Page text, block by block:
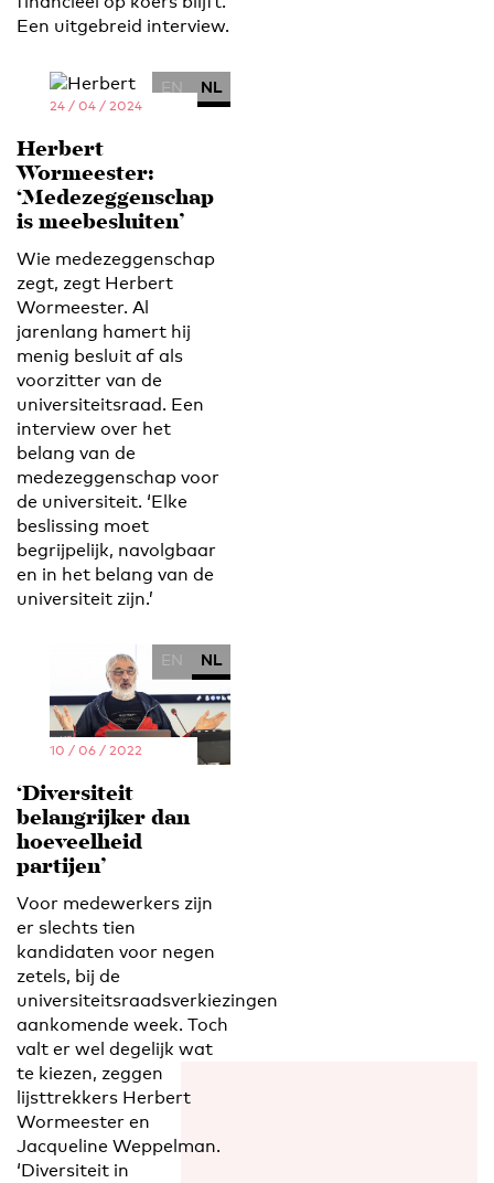
Een uitgebreid interview.
EN NL
24 / 04 / 2024
Herbert
Wormeester:
‘Medezeggenschap
is meebesluiten’
Wie medezeggenschap
zegt, zegt Herbert
Wormeester. Al
jarenlang hamert hij
menig besluit af als
voorzitter van de
universiteitsraad. Een
interview over het
belang van de
medezeggenschap voor
de universiteit. ‘Elke
beslissing moet
begrijpelijk, navolgbaar
en in het belang van de
universiteit zijn.’
EN NL
10 / 06 / 2022
‘Diversiteit
belangrijker dan
hoeveelheid
partijen’
Voor medewerkers zijn
er slechts tien
kandidaten voor negen
zetels, bij de
universiteitsraadsverkiezingen
aankomende week. Toch
valt er wel degelijk wat
te kiezen, zeggen
lijsttrekkers Herbert
Wormeester en
Jacqueline Weppelman.
‘Diversiteit in